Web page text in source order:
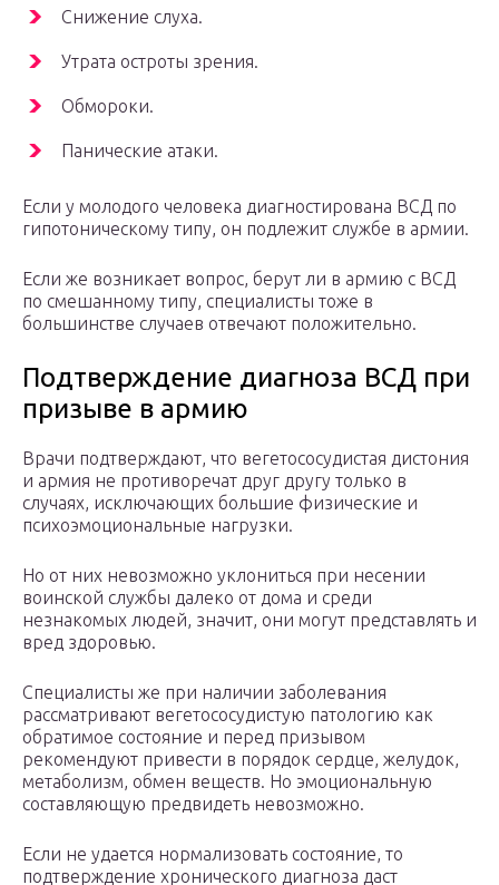
Снижение слуха.
Утрата остроты зрения.
Обмороки.
Панические атаки.
Если у молодого человека диагностирована ВСД по
гипотоническому типу, он подлежит службе в армии.
Если же возникает вопрос, берут ли в армию с ВСД
по смешанному типу, специалисты тоже в
большинстве случаев отвечают положительно.
Подтверждение диагноза ВСД при
призыве в армию
Врачи подтверждают, что вегетососудистая дистония
и армия не противоречат друг другу только в
случаях, исключающих большие физические и
психоэмоциональные нагрузки.
Но от них невозможно уклониться при несении
воинской службы далеко от дома и среди
незнакомых людей, значит, они могут представлять и
вред здоровью.
Специалисты же при наличии заболевания
рассматривают вегетососудистую патологию как
обратимое состояние и перед призывом
рекомендуют привести в порядок сердце, желудок,
метаболизм, обмен веществ. Но эмоциональную
составляющую предвидеть невозможно.
Если не удается нормализовать состояние, то
подтверждение хронического диагноза даст